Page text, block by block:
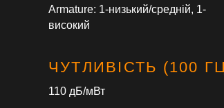
Armature: 1-низький/средній, 1-
високий
ЧУТЛИВІСТЬ (100
110 дБ/мВт